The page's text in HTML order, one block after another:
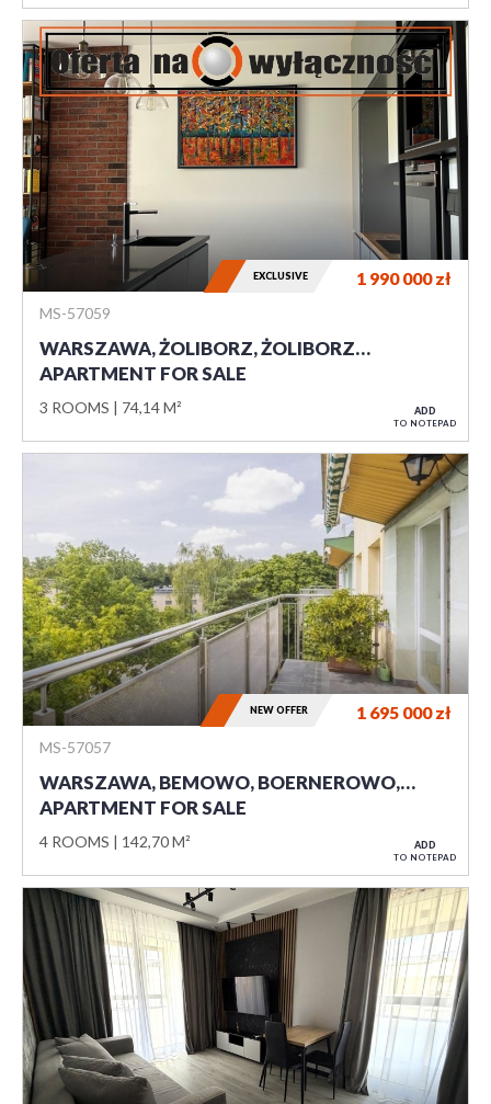
MS-57059
WARSZAWA, ŻOLIBORZ, ŻOLIBORZ…
APARTMENT FOR SALE
3 ROOMS 74,14 M²
1 990 000zł
EXCLUSIVE
ADD
TO NOTEPAD
MS-57057
WARSZAWA, BEMOWO, BOERNEROWO,…
APARTMENT FOR SALE
4 ROOMS 142,70 M²
1 695 000zł
NEW OFFER
ADD
TO NOTEPAD